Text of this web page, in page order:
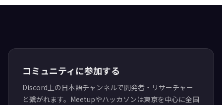
コミュニティに参加する
Discord上の日本語チャンネルで開発者・リサーチャー
と繋がれます。Meetupやハッカソンは東京を中心に全国